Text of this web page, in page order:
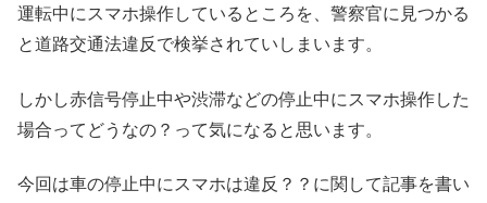
運転中にスマホ操作しているところを、警察官に見つかる
と道路交通法違反で検挙されていしまいます。
しかし赤信号停止中や渋滞などの停止中にスマホ操作した
場合ってどうなの？ って気になると思います。
今回は車の停止中にスマホは違反？？に関して記事を書い